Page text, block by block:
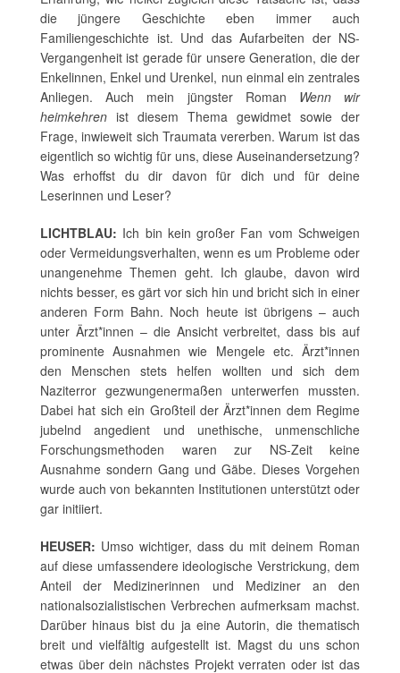
die jüngere Geschichte eben immer auch
Familiengeschichte ist. Und das Aufarbeiten der NS-
Vergangenheit ist gerade für unsere Generation, die der
Enkelinnen, Enkel und Urenkel, nun einmal ein zentrales
Anliegen. Auch mein jüngster Roman Wenn wir
heimkehren ist diesem Thema gewidmet sowie der
Frage, inwieweit sich Traumata vererben. Warum ist das
eigentlich so wichtig für uns, diese Auseinandersetzung?
Was erhoffst du dir davon für dich und für deine
Leserinnen und Leser?
LICHTBLAU: Ich bin kein großer Fan vom Schweigen
oder Vermeidungsverhalten, wenn es um Probleme oder
unangenehme Themen geht. Ich glaube, davon wird
nichts besser, es gärt vor sich hin und bricht sich in einer
anderen Form Bahn. Noch heute ist übrigens – auch
unter Ärzt*innen – die Ansicht verbreitet, dass bis auf
prominente Ausnahmen wie Mengele etc. Ärzt*innen
den Menschen stets helfen wollten und sich dem
Naziterror gezwungenermaßen unterwerfen mussten.
Dabei hat sich ein Großteil der Ärzt*innen dem Regime
jubelnd angedient und unethische, unmenschliche
Forschungsmethoden waren zur NS-Zeit keine
Ausnahme sondern Gang und Gäbe. Dieses Vorgehen
wurde auch von bekannten Institutionen unterstützt oder
gar initiiert.
HEUSER: Umso wichtiger, dass du mit deinem Roman
auf diese umfassendere ideologische Verstrickung, dem
Anteil der Medizinerinnen und Mediziner an den
nationalsozialistischen Verbrechen aufmerksam machst.
Darüber hinaus bist du ja eine Autorin, die thematisch
breit und vielfältig aufgestellt ist. Magst du uns schon
etwas über dein nächstes Projekt verraten oder ist das